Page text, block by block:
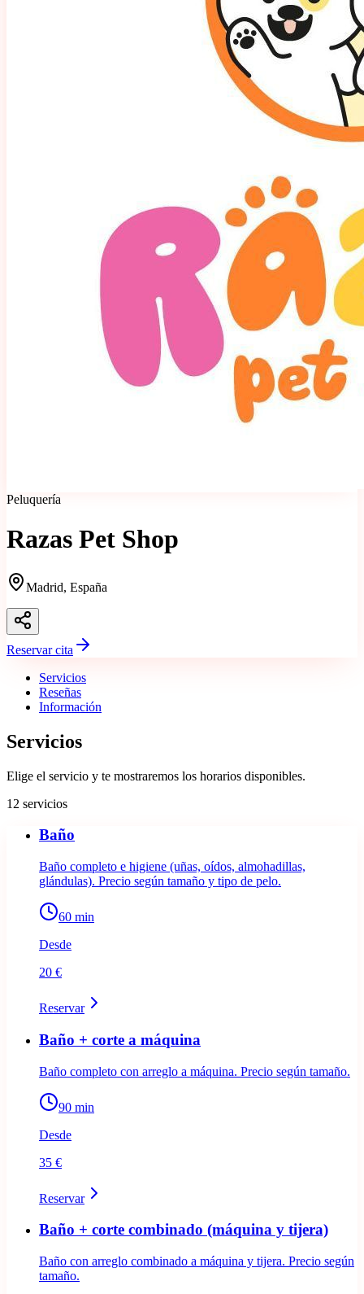
Peluquería
Razas Pet Shop
Madrid, España
Reservar cita
Servicios
Reseñas
Información
Servicios
Elige el servicio y te mostraremos los horarios disponibles.
12 servicios
Baño
Baño completo e higiene (uñas, oídos, almohadillas,
glándulas). Precio según tamaño y tipo de pelo.
60 min
Desde
20 €
Reservar
Baño + corte a máquina
Baño completo con arreglo a máquina. Precio según tamaño.
90 min
Desde
35 €
Reservar
Baño + corte combinado (máquina y tijera)
Baño con arreglo combinado a máquina y tijera. Precio según
tamaño.